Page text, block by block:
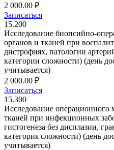
2 000.00 ₽
Записаться
15.200
Исследование биопсийно-
органов и тканей при
дистрофиях, патологии
категории сложности) (день
учитывается)
2 000.00 ₽
Записаться
15.300
Исследование операционного
тканей при инфекционных
гистогенеза без дисплазии,
категория сложности) (день
учитывается)